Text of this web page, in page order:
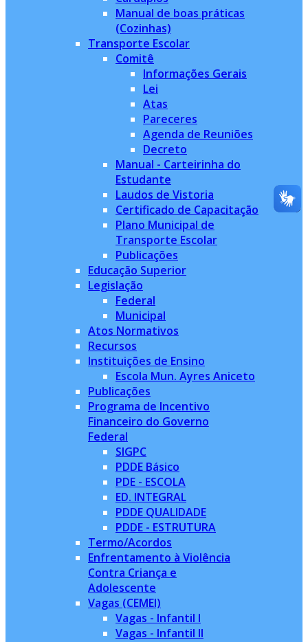
Manual de boas práticas
(Cozinhas)
Transporte Escolar
Comitê
Informações Gerais
Lei
Atas
Pareceres
Agenda de Reuniões
Decreto
Manual - Carteirinha do
Estudante
Laudos de Vistoria
Certificado de Capacitação
Plano Municipal de
Transporte Escolar
Publicações
Educação Superior
Legislação
Federal
Municipal
Atos Normativos
Recursos
Instituições de Ensino
Escola Mun. Ayres Aniceto
Publicações
Programa de Incentivo
Financeiro do Governo
Federal
SIGPC
PDDE Básico
PDE - ESCOLA
ED. INTEGRAL
PDDE QUALIDADE
PDDE - ESTRUTURA
Termo/Acordos
Enfrentamento à Violência
Contra Criança e
Adolescente
Vagas (CEMEI)
Vagas - Infantil I
Vagas - Infantil II